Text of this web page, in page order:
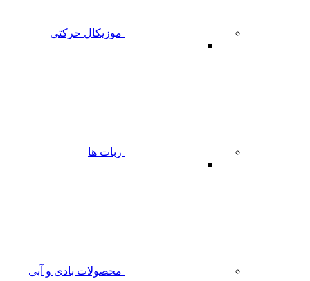
موزیکال حرکتی
ربات ها
محصولات بادی و آبی